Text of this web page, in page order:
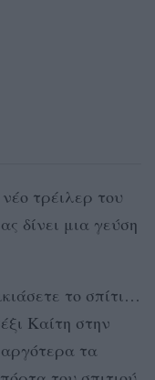
τρέιλερ του
δίνει μια γεύση
το σπίτι…
Καίτη στην
τα